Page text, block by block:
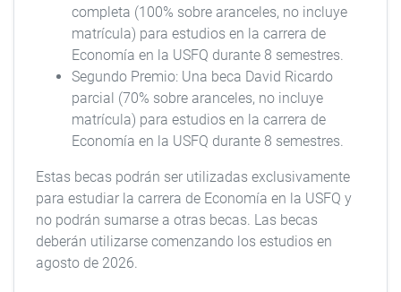
completa (100% sobre aranceles, no incluye
matrícula) para estudios en la carrera de
Economía en la USFQ durante 8 semestres.
Segundo Premio: Una beca David Ricardo
parcial (70% sobre aranceles, no incluye
matrícula) para estudios en la carrera de
Economía en la USFQ durante 8 semestres.
Estas becas podrán ser utilizadas exclusivamente
para estudiar la carrera de Economía en la USFQ y
no podrán sumarse a otras becas. Las becas
deberán utilizarse comenzando los estudios en
agosto de 2026.